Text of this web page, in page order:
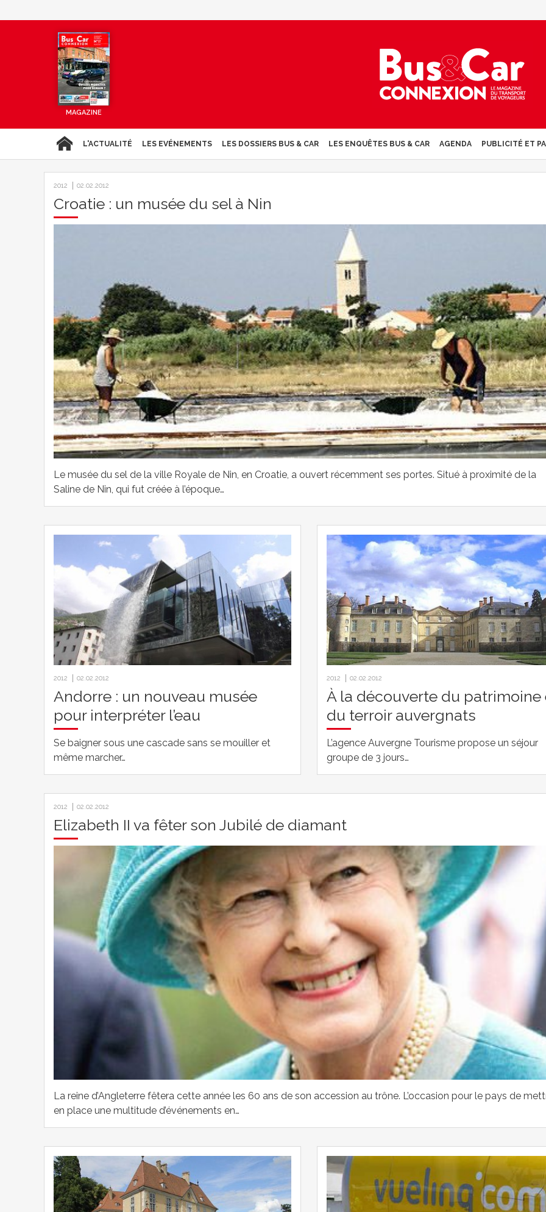
MAGAZINE
L'ACTUALITÉ LES EVÉNEMENTS LES DOSSIERS BUS & CAR LES ENQUÊTES BUS & CAR AGENDA PUBLICITÉ ET
2012 02.02.2012
Croatie : un musée du sel à Nin
Le musée du sel de la ville Royale de Nin, en Croatie, a ouvert récemment ses portes. Situé à proximité de la
Saline de Nin, qui fut créée à l’époque…
2012 02.02.2012
Andorre : un nouveau musée
pour interpréter l’eau
Se baigner sous une cascade sans se mouiller et
même marcher…
2012 02.02.2012
À la découverte du patrimoine
du terroir auvergnats
L’agence Auvergne Tourisme propose un séjour
groupe de 3 jours…
2012 02.02.2012
Elizabeth II va fêter son Jubilé de diamant
La reine d’Angleterre fêtera cette année les 60 ans de son accession au trône. L’occasion pour le pays de
en place une multitude d’événements en…